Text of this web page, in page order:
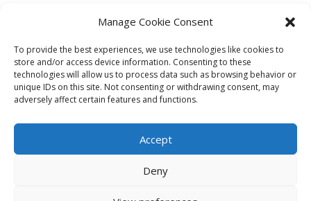
Manage Cookie Consent
To provide the best experiences, we use technologies like cookies to
store and/or access device information. Consenting to these
technologies will allow us to process data such as browsing behavior or
unique IDs on this site. Not consenting or withdrawing consent, may
adversely affect certain features and functions.
Accept
Deny
Samaneh Shabani Åhrling
Textarkiv
Textarkiv